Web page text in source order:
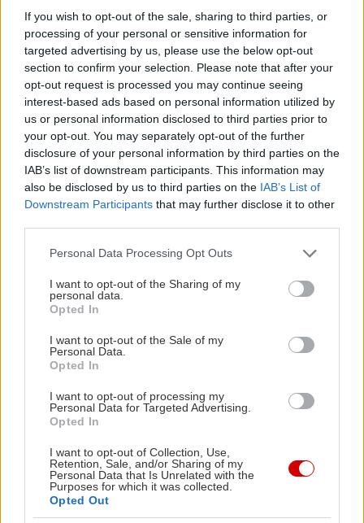
If you wish to opt-out of the sale, sharing to third parties, or
processing of your personal or sensitive information for
targeted advertising by us, please use the below opt-out
section to confirm your selection. Please note that after your
opt-out request is processed you may continue seeing
interest-based ads based on personal information utilized by
us or personal information disclosed to third parties prior to
your opt-out. You may separately opt-out of the further
disclosure of your personal information by third parties on the
IAB’s list of downstream participants. This information may
also be disclosed by us to third parties on the IAB’s List of
Downstream Participants that may further disclose it to other
Please note that this website/app uses one or more Google
not limited to your visit or usage behaviour. You may click to
grant or deny consent to Google and its third-party tags to
use your data for below specified purposes in below Google
consent section.
Personal Data Processing Opt Outs
I want to opt-out of the Sharing of my
personal data.
Opted In
I want to opt-out of the Sale of my
Personal Data.
Opted In
I want to opt-out of processing my
Personal Data for Targeted Advertising.
Opted In
I want to opt-out of Collection, Use,
Retention, Sale, and/or Sharing of my
Personal Data that Is Unrelated with the
Purposes for which it was collected.
Opted Out
πηχτόγαλο Χανίων. Για ένα δημιουργικό
τσιμπολόγημα με ποτήρι κρασί, υπολογίστε περί
τα 30 ευρώ το άτομο.
Γρανάδα
Μιλτιάδου 11, Μοναστηράκι, τηλ. 21 0325 0090
Δείτε αυτή τη δημοσίευση στο Instagram.